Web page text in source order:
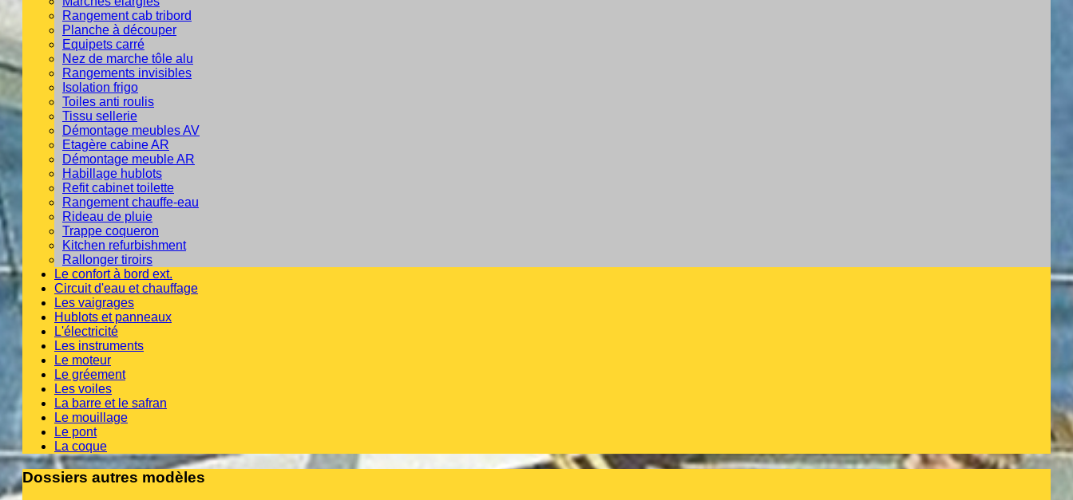
Rangement cab tribord
Planche à découper
Equipets carré
Nez de marche tôle alu
Rangements invisibles
Isolation frigo
Toiles anti roulis
Tissu sellerie
Démontage meubles AV
Etagère cabine AR
Démontage meuble AR
Habillage hublots
Refit cabinet toilette
Rangement chauffe-eau
Rideau de pluie
Trappe coqueron
Kitchen refurbishment
Rallonger tiroirs
Le confort à bord ext.
Circuit d'eau et chauffage
Les vaigrages
Hublots et panneaux
L'électricité
Les instruments
Le moteur
Le gréement
Les voiles
La barre et le safran
Le mouillage
Le pont
La coque
Dossiers autres modèles